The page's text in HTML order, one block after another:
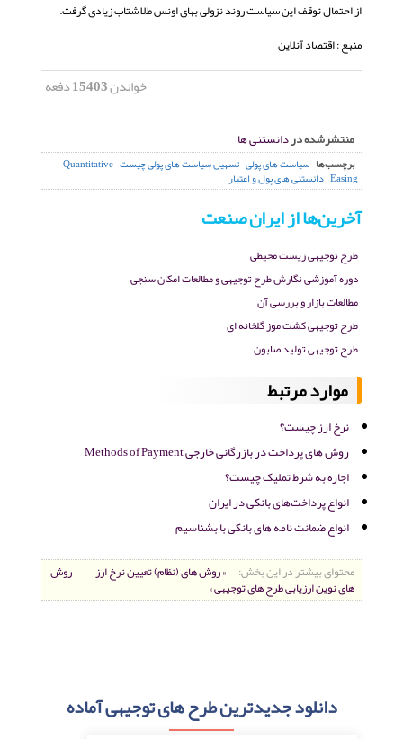
از احتمال توقف این سیاست روند نزولی بهای اونس طلا شتاب زیادی گرفت.
منبع : اقتصاد آنلاین
خواندن15403دفعه
منتشرشده دردانستنی ها
برچسب‌ها سیاست های پولی تسهیل سیاست های پولی چیست Quantitative
Easing دانستنی های پول و اعتبار
آخرین‌ها از ایران صنعت
طرح توجیهی زیست محیطی
دوره آموزشی نگارش طرح توجیهی و مطالعات امکان سنجی
مطالعات بازار و بررسی آن
طرح توجیهی کشت موز گلخانه ای
طرح توجیهی تولید صابون
موارد مرتبط
نرخ ارز چیست؟
روش های پرداخت در بازرگانی خارجی Methods of Payment
اجاره به شرط تملیک چیست؟
انواع پرداخت‌های بانکی در ایران
انواع ضمانت نامه های بانکی با بشناسیم
محتوای بیشتر در این بخش: « روش های (نظام) تعیین نرخ ارز روش
های نوین ارزیابی طرح های توجیهی »
دانلود جدیدترین طرح های توجیهی آماده